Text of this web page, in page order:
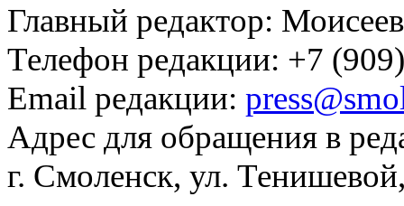
Главный редактор:
Телефон редакции: +7
Email редакции:
Адрес для обращения в
г. Смоленск, ул.